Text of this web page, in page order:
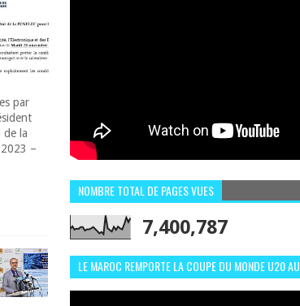
par
de la
–
NOMBRE TOTAL DE PAGES VUES
7,400,787
LE MAROC REMPORTE LA COUPE DU MONDE U20 AU